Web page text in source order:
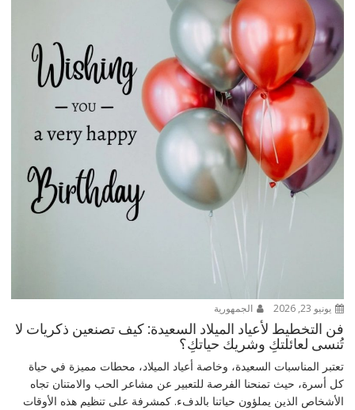
يونيو 23, 2026 الجمهورية
فن التخطيط لأعياد الميلاد السعيدة: كيف تصنعين ذكريات لا
تُنسى لعائلتكِ وشريك حياتكِ؟
تعتبر المناسبات السعيدة، وخاصة أعياد الميلاد، محطات مميزة في حياة
كل أسرة، حيث تمنحنا الفرصة للتعبير عن مشاعر الحب والامتنان تجاه
الأشخاص الذين يملؤون حياتنا بالدفء. كمشرفة على تنظيم هذه الأوقات